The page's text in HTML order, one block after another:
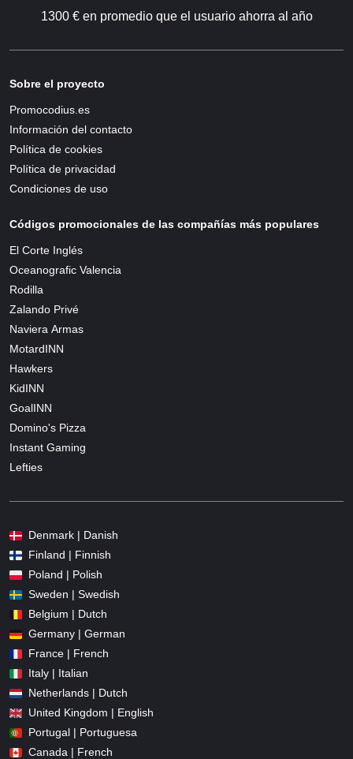
1300 € en promedio que el usuario ahorra al año
Sobre el proyecto
Promocodius.es
Información del contacto
Política de cookies
Política de privacidad
Condiciones de uso
Códigos promocionales de las compañías más populares
El Corte Inglés
Oceanografic Valencia
Rodilla
Zalando Privé
Naviera Armas
MotardINN
Hawkers
KidINN
GoalINN
Domino's Pizza
Instant Gaming
Lefties
Denmark | Danish
Finland | Finnish
Poland | Polish
Sweden | Swedish
Belgium | Dutch
Germany | German
France | French
Italy | Italian
Netherlands | Dutch
United Kingdom | English
Portugal | Portuguesa
Canada | French